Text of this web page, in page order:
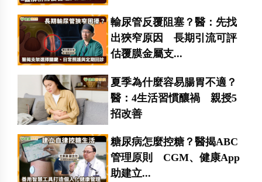
輸尿管反覆阻塞？醫：先找
出狹窄原因 長期引流可評
估覆膜金屬支...
夏季為什麼容易腸胃不適？
醫：4生活習慣釀禍 親授5
招改善
糖尿病怎麼控糖？醫揭ABC
管理原則 CGM、健康App
助建立...